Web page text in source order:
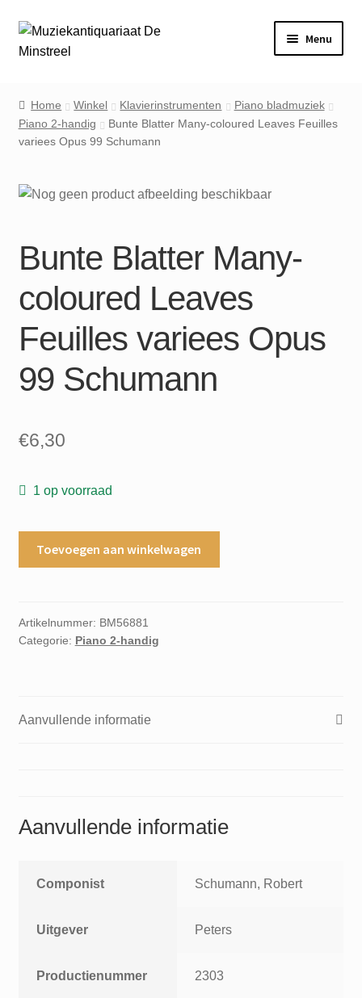
Ga
door
Ga
naar
Menu
Contact
Mijn account
Home Winkel Klavierinstrumenten
Piano bladmuziek
Piano 2-handig
Bunte Blatter Many-coloured Leaves Feuilles
variees Opus 99 Schumann
Bunte Blatter Many-
coloured Leaves
Feuilles variees Opus
99 Schumann
€6,30
1 op voorraad
Leaves
Feuilles
Schumann
Toevoegen aan winkelwagen
Artikelnummer: BM56881
Categorie: Piano 2-handig
Aanvullende informatie
Aanvullende informatie
Componist Schumann, Robert
Uitgever Peters
Productienummer 2303